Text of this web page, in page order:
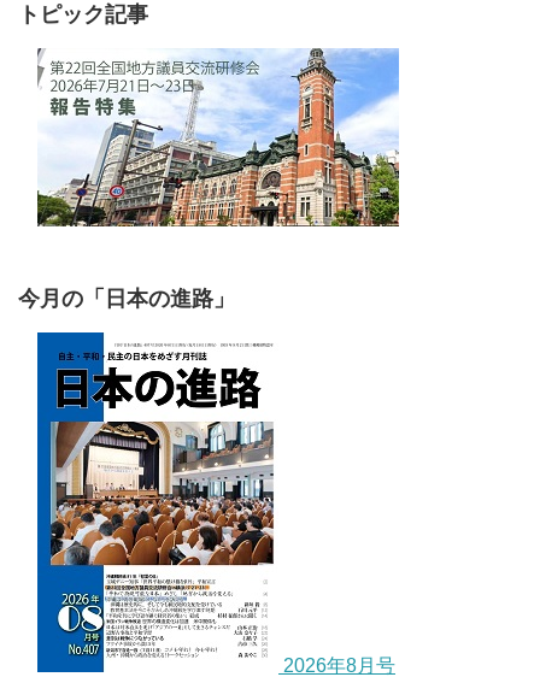
トピック記事
今月の「日本の進路」
2026年8月号